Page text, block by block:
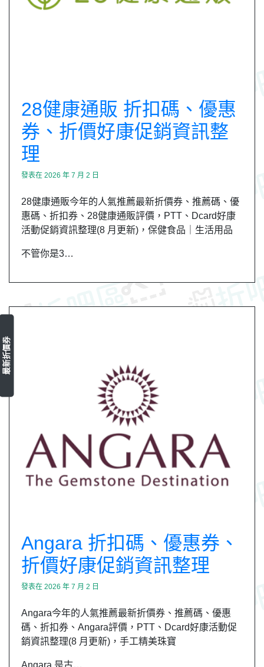
28健康通販 折扣碼、優惠
券、折價好康促銷資訊整
理
發表在 2026 年 7 月 2 日
28健康通販今年的人氣推薦最新折價券、推薦碼、優
惠碼、折扣券、28健康通販評價，PTT、Dcard好康
活動促銷資訊整理(8 月更新)，保健食品｜生活用品
不管你是3…
最新折價券
Angara 折扣碼、優惠券、
折價好康促銷資訊整理
發表在 2026 年 7 月 2 日
Angara今年的人氣推薦最新折價券、推薦碼、優惠
碼、折扣券、Angara評價，PTT、Dcard好康活動促
銷資訊整理(8 月更新)，手工精美珠寶
Angara 是古…